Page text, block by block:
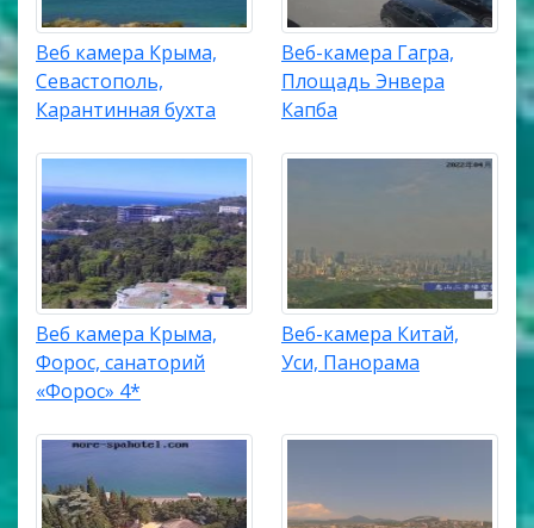
Веб камера Крыма,
Севастополь,
Карантинная бухта
Веб-камера Гагра,
Площадь Энвера
Капба
Веб камера Крыма,
Форос, санаторий
«Форос» 4*
Веб-камера Китай,
Уси, Панорама